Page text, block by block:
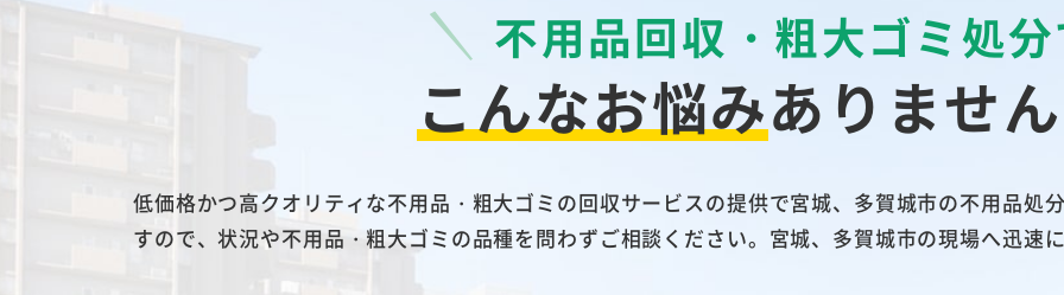
不用品回収・粗大ゴミ処
こんなお悩みありませ
低価格かつ高クオリティな不用品・粗大ゴミの回収サービスの提供で宮城、多賀城市の不用品処
すので、状況や不用品・粗大ゴミの品種を問わずご相談ください。宮城、多賀城市の現場へ迅速